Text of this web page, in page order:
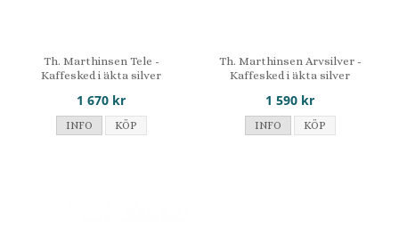
Th. Marthinsen Tele -
Kaffesked i äkta silver
1 670 kr
INFO KÖP
Th. Marthinsen Arvsilver -
Kaffesked i äkta silver
1 590 kr
INFO KÖP